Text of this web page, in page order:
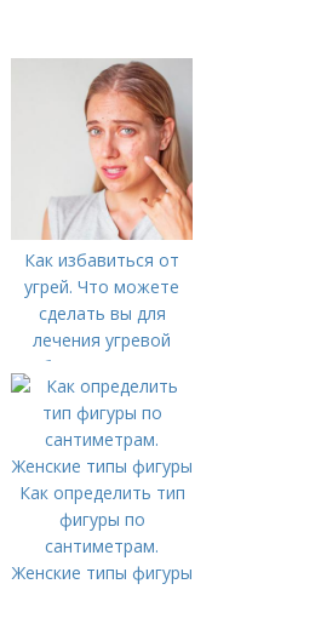
Как избавиться от
угрей. Что можете
сделать вы для
лечения угревой
болезни (акне)
Как определить тип
фигуры по
сантиметрам.
Женские типы фигуры